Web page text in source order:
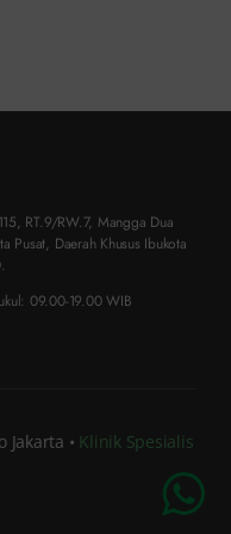
RT.9/RW.7, Mangga Dua
Pusat, Daerah Khusus Ibukota
09.00-19.00 WIB
• Klinik Spesialis